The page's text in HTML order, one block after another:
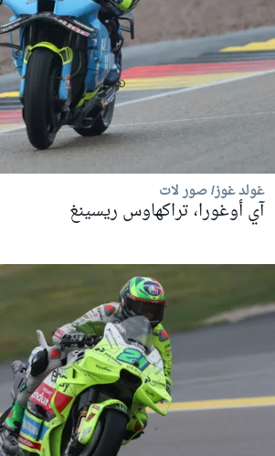
غولد غوز/ صور لات
آي أوغورا، تراكهاوس ريسينغ